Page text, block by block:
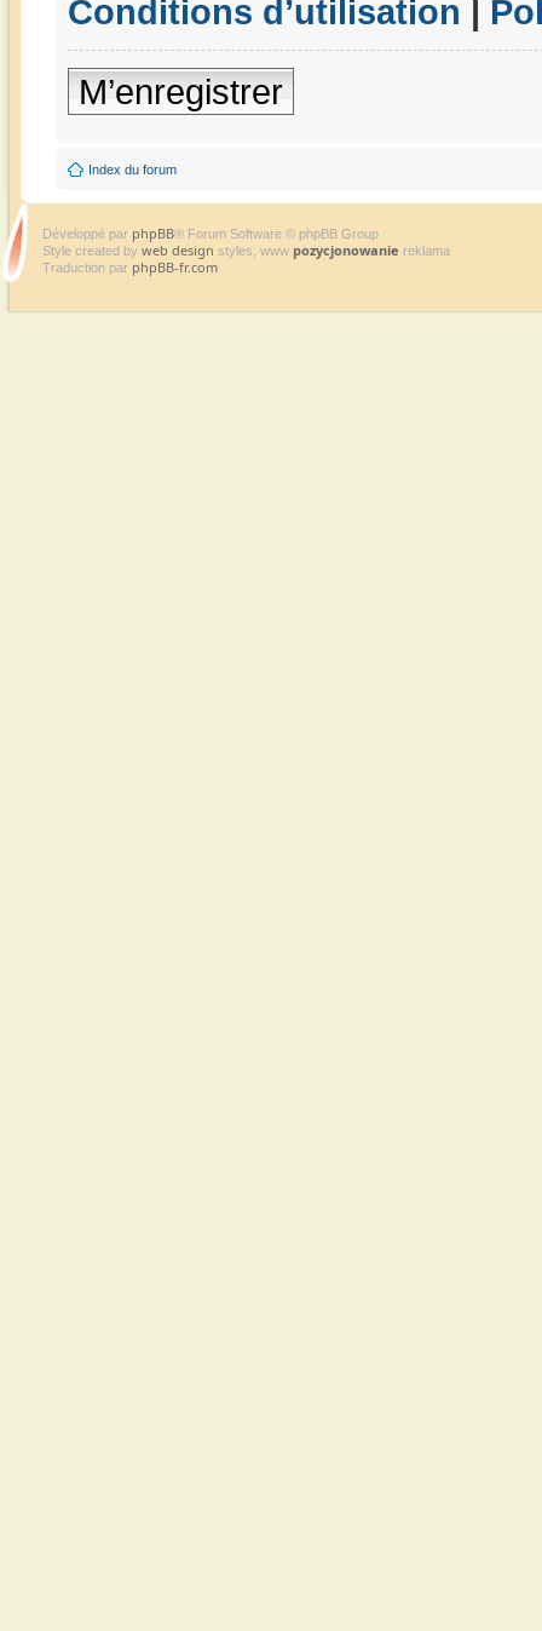
Conditions d’utilisation |
M’enregistrer
Index du forum
Développé par phpBB® Forum Software © phpBB Group
Style created by web design styles, www pozycjonowanie reklama
Traduction par phpBB-fr.com